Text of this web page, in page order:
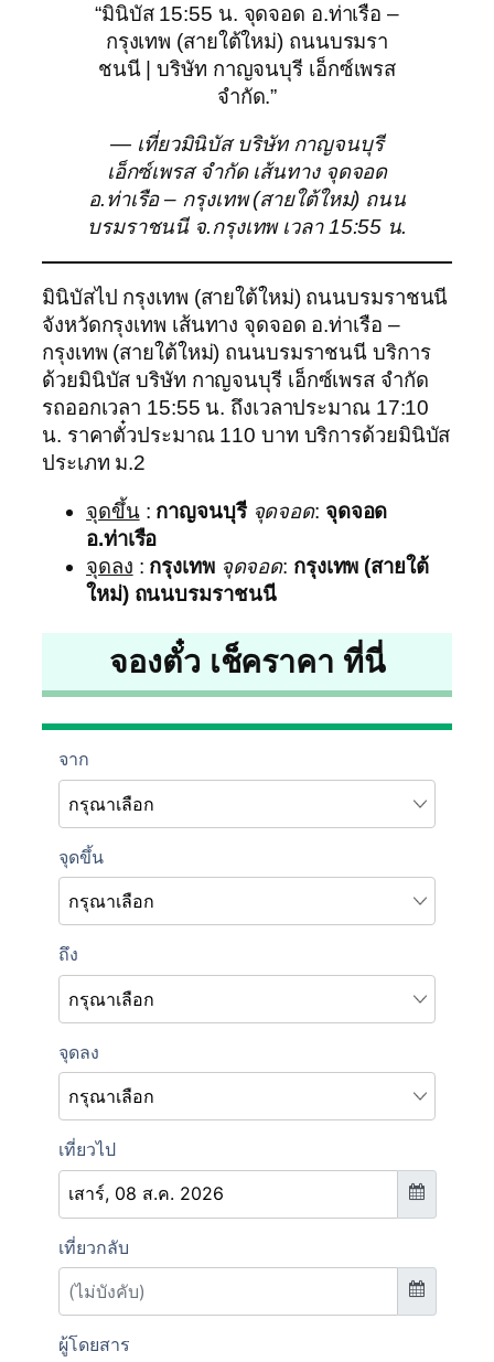
“มินิบัส 15:55 น. จุดจอด อ.ท่าเรือ –
กรุงเทพ (สายใต้ใหม่) ถนนบรมรา
ชนนี | บริษัท กาญจนบุรี เอ็กซ์เพรส
จำกัด.”
— เที่ยวมินิบัส บริษัท กาญจนบุรี
เอ็กซ์เพรส จำกัด เส้นทาง จุดจอด
อ.ท่าเรือ – กรุงเทพ (สายใต้ใหม่) ถนน
บรมราชนนี จ.กรุงเทพ เวลา 15:55 น.
มินิบัสไป กรุงเทพ (สายใต้ใหม่) ถนนบรมราชนนี
จังหวัดกรุงเทพ เส้นทาง จุดจอด อ.ท่าเรือ –
กรุงเทพ (สายใต้ใหม่) ถนนบรมราชนนี บริการ
ด้วยมินิบัส บริษัท กาญจนบุรี เอ็กซ์เพรส จำกัด
รถออกเวลา 15:55 น. ถึงเวลาประมาณ 17:10
น. ราคาตั๋วประมาณ 110 บาท บริการด้วยมินิบัส
ประเภท ม.2
จุดขึ้น: กาญจนบุรี จุดจอด: จุดจอด
อ.ท่าเรือ
จุดลง : กรุงเทพ จุดจอด: กรุงเทพ (สายใต้
ใหม่) ถนนบรมราชนนี
จองตั๋ว เช็คราคา ที่นี่